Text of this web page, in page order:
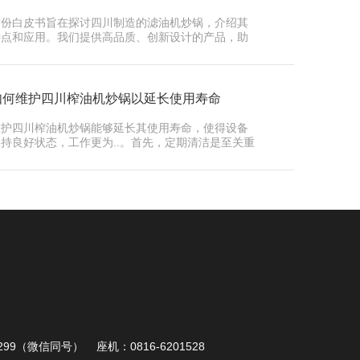
白皮书旨在探讨四川制造的滤油机炒锅，介绍其
和应用。我们提供高品质、创新设计的产品，助
何维护四川榨油机炒锅以延长使用寿命
四川榨油机炒锅能够延长其使用寿命，使得设备
良好状态，工作更为..。首先，定期清洁是至关重
（微信同号） 座机：0816-6201528